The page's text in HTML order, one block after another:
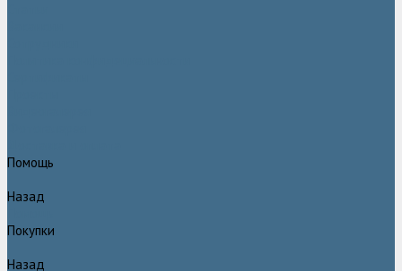
Помощь
Назад
Покупки
Назад